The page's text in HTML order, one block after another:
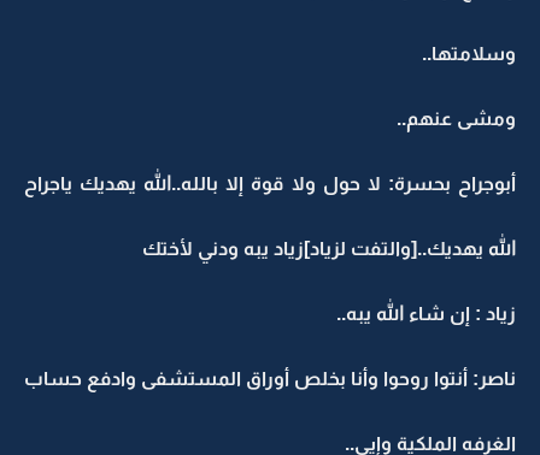
وسلامتها..
ومشى عنهم..
أبوجراح بحسرة: لا حول ولا قوة إلا بالله..الله يهديك ياجراح
الله يهديك..[والتفت لزياد]زياد يبه ودني لأختك
زياد : إن شاء الله يبه..
ناصر: أنتوا روحوا وأنا بخلص أوراق المستشفى وادفع حساب
الغرفه الملكية وإيي..